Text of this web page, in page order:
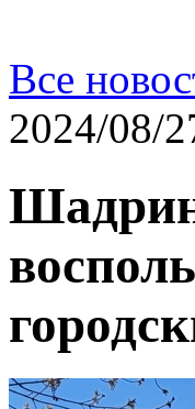
Все
2024/08/